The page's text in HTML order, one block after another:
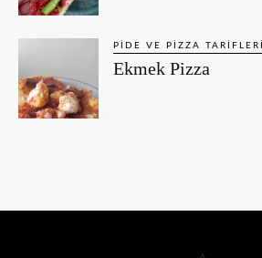
PIDE VE PIZZA TARIFLERI
Ekmek Pizza